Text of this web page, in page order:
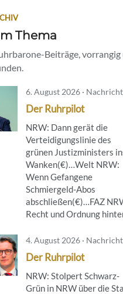
Thema
Beiträge,
6. August 2026 ·
Der Ruhrpilot
NRW: Dann gerät die
Verteidigungslinie des
grünen Justizministers
Wanken(€)…Welt NRW:
Wenn Gefangene
Schmiergeld-Abos
abschließen(€)…FAZ
Recht und Ordnung hinter
4. August 2026 ·
Der Ruhrpilot
NRW: Stolpert Schwarz-
Grün in NRW über die